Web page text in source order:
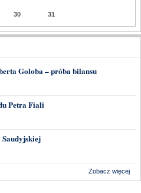
30 31
Goloba – próba bilansu
Petra Fiali
Zobacz więcej